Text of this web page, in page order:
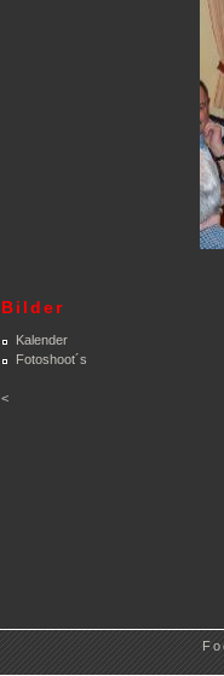
Bilder
Kalender
Fotoshoot´s
<